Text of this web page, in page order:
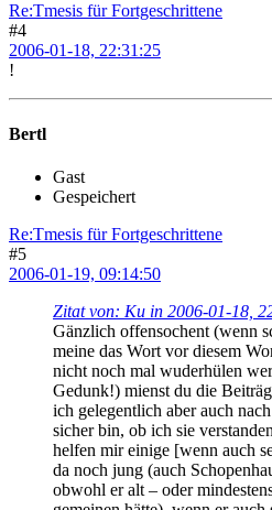
Re:Tmesis für Fortgeschrittene
#4
2006-01-18, 22:31:25
!
Bertl
Gast
Gespeichert
Re:Tmesis für Fortgeschrittene
#5
2006-01-19, 09:14:50
Zitat von: Ku in 2006-01-18,
Gänzlich offensochent (wenn
meine das Wort vor diesem
nicht noch mal wuderhülen
Gedunk!) mienst du die
ich gelegentlich aber auch
sicher bin, ob ich sie
helfen mir einige [wenn auch
da noch jung (auch
obwohl er alt – oder